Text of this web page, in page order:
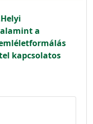
a
kapcsolatos